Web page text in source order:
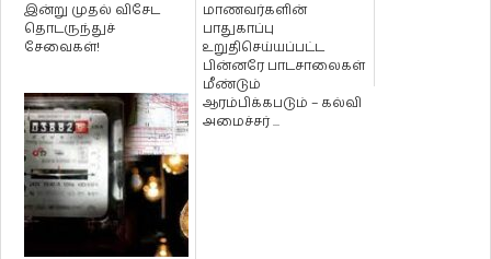
இன்று முதல் விசேட
தொடருந்துச்
சேவைகள்!
மாணவர்களின்
பாதுகாப்பு
உறுதிசெய்யப்பட்ட
பின்னரே பாடசாலைகள்
மீண்டும்
ஆரம்பிக்கபடும் – கல்வி
அமைச்சர் ...